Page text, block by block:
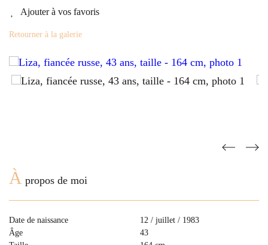
Ajouter à vos favoris
Retourner à la galerie
À propos de moi
Date de naissance
12 / juillet / 1983
Âge
43